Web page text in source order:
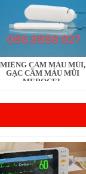
MIẾNG CẦM MÁU MŨI,
GẠC CẦM MÁU MŨI
MEROCEL